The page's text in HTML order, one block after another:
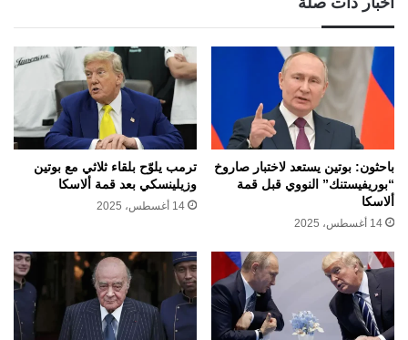
باحثون: بوتين يستعد لاختبار صاروخ
“بوريفيستنك” النووي قبل قمة
ألاسكا
14 أغسطس، 2025
ترمب يلوّح بلقاء ثلاثي مع بوتين
وزيلينسكي بعد قمة ألاسكا
14 أغسطس، 2025